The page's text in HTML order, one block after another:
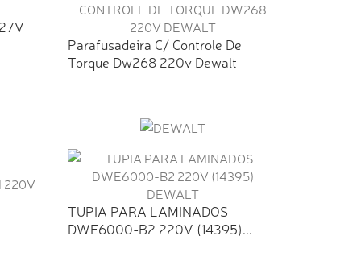
Parafusadeira C/ Controle De
Torque Dw268 220v Dewalt
TUPIA PARA LAMINADOS
DWE6000-B2 220V (14395)...